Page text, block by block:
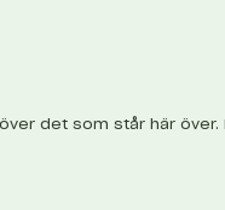
det som står här över.